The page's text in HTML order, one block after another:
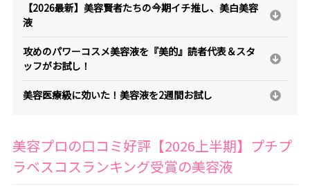
【2026最新】美容賢者たちの今期イチ推し、美白美容
液
攻めのパワーコスメ美容液を『美的』読者代表＆スタ
ッフがお試し！
美容医療級に効いた！美容液を2週間お試し
美容プロの口コミ好評【2026上半期】プチプ
ラベスコスランキング受賞の美容液